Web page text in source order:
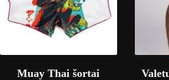
Muay Thai šortai